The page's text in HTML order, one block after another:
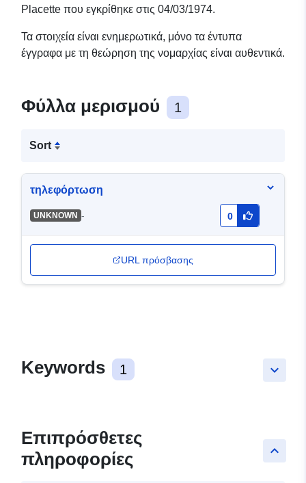
Placette που εγκρίθηκε στις 04/03/1974.
Τα στοιχεία είναι ενημερωτικά, μόνο τα έντυπα
έγγραφα με τη θεώρηση της νομαρχίας είναι αυθεντικά.
Φύλλα μερισμού 1
Sort
τηλεφόρτωση
UNKNOWN - 0
URL πρόσβασης
keyboard_arrow_down
Keywords 1
keyboard_arrow_up
Επιπρόσθετες
πληροφορίες